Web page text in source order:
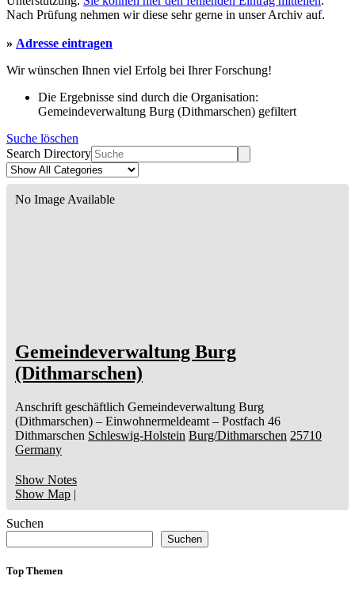
Nach Prüfung nehmen wir diese sehr gerne in unser Archiv auf.
» Adresse eintragen
Wir wünschen Ihnen viel Erfolg bei Ihrer Forschung!
Die Ergebnisse sind durch die Organisation:
Gemeindeverwaltung Burg (Dithmarschen) gefiltert
Suche löschen
Search Directory
No Image Available
Gemeindeverwaltung Burg
(Dithmarschen)
Anschrift geschäftlich Gemeindeverwaltung Burg
(Dithmarschen) – Einwohnermeldeamt – Postfach 46
Dithmarschen Schleswig-Holstein Burg/Dithmarschen 25710
Germany
Show Notes
Show Map |
Suchen
Suchen
Top Themen